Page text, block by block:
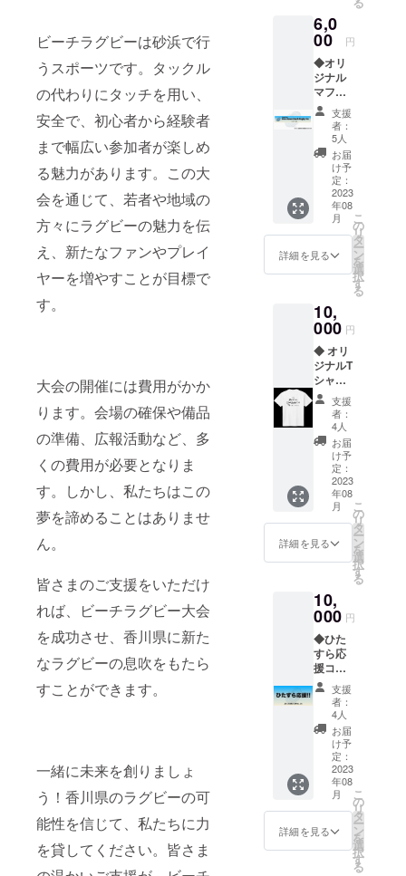
ビーチラグビーは砂浜で行
うスポーツです。タックル
の代わりにタッチを用い、
安全で、初心者から経験者
まで幅広い参加者が楽しめ
る魅力があります。この大
会を通じて、若者や地域の
方々にラグビーの魅力を伝
え、新たなファンやプレイ
ヤーを増やすことが目標で
す。
大会の開催には費用がかか
ります。会場の確保や備品
の準備、広報活動など、多
くの費用が必要となりま
す。しかし、私たちはこの
夢を諦めることはありませ
ん。
皆さまのご支援をいただけ
れば、ビーチラグビー大会
を成功させ、香川県に新た
なラグビーの息吹をもたら
すことができます。
一緒に未来を創りましょ
う！香川県のラグビーの可
能性を信じて、私たちに力
を貸してください。皆さま
企画し
ていま
す。 ※
小学生
対象 申
込の際
には、
名前、
性別、
年齢、
電話番
号の記
載お願
いしま
す。
6,0
00 円
◆オリ
ジナル
マフ
ラータ
オル マ
フラー
タオル
と、お
礼の
メッ
セージ
をお送
りいた
しま
す。
支援
者：
5人
お届
け予
定：
2023
年08
月
詳細を見る
こ
の
リ
タ
ー
ン
を
選
択
す
る
10,
000 円
◆ オリ
ジナルT
シャツ
オリ
ジナルT
シャツ
と、お
礼の
メッ
セージ
をお送
りいた
しま
す。 カ
ラー：
ホワイ
サイ
ズ：M
or XL を
ご用意
してお
りま
す。 お
好みの
サイズ
を備考
にご記
入くだ
さい。
支援
者：
4人
お届
け予
定：
2023
年08
月
詳細を見る
こ
の
リ
タ
ー
ン
を
選
択
す
る
10,
000 円
◆ひた
すら応
援コー
ス 応
援の気
持ちに
対して
感謝の
お手紙
をお送
りさせ
ていた
だきま
す。
メール
アドレ
支援
者：
4人
お届
け予
定：
2023
年08
月
詳細を見る
こ
の
リ
タ
ー
ン
を
選
択
す
る